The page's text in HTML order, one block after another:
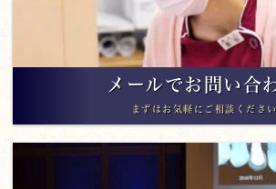
メールでお問い合
まずはお気軽にご相談ください